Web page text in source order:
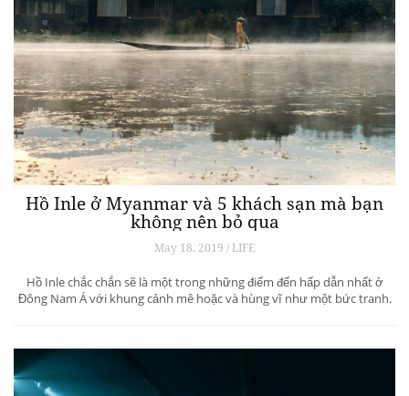
Hồ Inle ở Myanmar và 5 khách sạn mà bạn
không nên bỏ qua
May 18, 2019 / LIFE
Hồ Inle chắc chắn sẽ là một trong những điểm đến hấp dẫn nhất ở
Đông Nam Á với khung cảnh mê hoặc và hùng vĩ như một bức tranh.